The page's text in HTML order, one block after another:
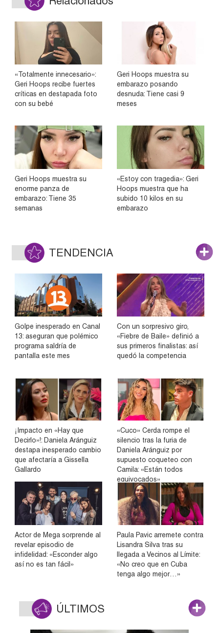
«Totalmente innecesario»:
Geri Hoops recibe fuertes
críticas en destapada foto
con su bebé
Geri Hoops muestra su
embarazo posando
desnuda: Tiene casi 9
meses
Geri Hoops muestra su
enorme panza de
embarazo: Tiene 35
semanas
«Estoy con tragedia»: Geri
Hoops muestra que ha
subido 10 kilos en su
embarazo
TENDENCIA
Golpe inesperado en Canal
13: aseguran que polémico
programa saldría de
pantalla este mes
Con un sorpresivo giro,
«Fiebre de Baile» definió a
sus primeros finalistas: así
quedó la competencia
¡Impacto en «Hay que
Decirlo»!: Daniela Aránguiz
destapa inesperado cambio
que afectaría a Gissella
Gallardo
«Cuco» Cerda rompe el
silencio tras la furia de
Daniela Aránguiz por
supuesto coqueteo con
Camila: «Están todos
equivocados»
Actor de Mega sorprende al
revelar episodio de
infidelidad: «Esconder algo
así no es tan fácil»
Paula Pavic arremete contra
Lisandra Silva tras su
llegada a Vecinos al Límite:
«No creo que en Cuba
tenga algo mejor…»
ÚLTIMOS